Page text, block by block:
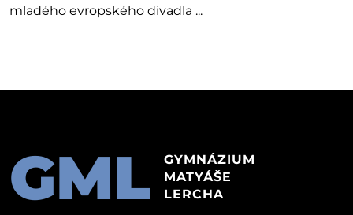
mladého evropského divadla ...
GML
GYMNÁZIUM
MATYÁŠE
LERCHA